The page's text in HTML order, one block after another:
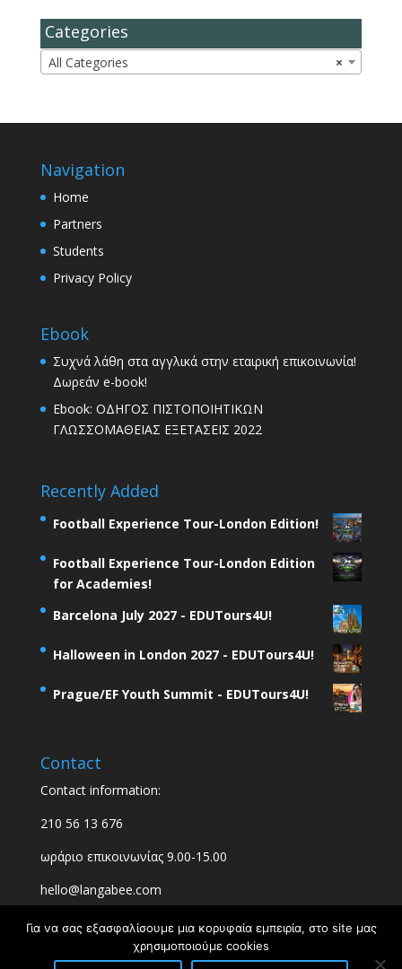
Categories
×
All Categories
Navigation
Home
Partners
Students
Privacy Policy
Ebook
Συχνά λάθη στα αγγλικά στην εταιρική επικοινωνία!
Δωρεάν e-book!
Ebook: ΟΔΗΓΟΣ ΠΙΣΤΟΠΟΙΗΤΙΚΩΝ
ΓΛΩΣΣΟΜΑΘΕΙΑΣ ΕΞΕΤΑΣΕΙΣ 2022
Recently Added
Football Experience Tour-London Edition!
Football Experience Tour-London Edition
for Academies!
Barcelona July 2027 - EDUTours4U!
Halloween in London 2027 - EDUTours4U!
Prague/EF Youth Summit - EDUTours4U!
Contact
Contact information:
210 56 13 676
ωράριο επικοινωνίας 9.00-15.00
hello@langabee.com
Για να σας εξασφαλίσουμε μια κορυφαία εμπειρία, στο site μας
χρησιμοποιούμε cookies